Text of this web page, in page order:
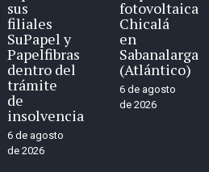
sus
filiales
SuPapel y
Papelfibras
dentro del
trámite
de
insolvencia
6 de agosto
de 2026
fotovoltaica
Chicalá
en
Sabanalarga
(Atlántico)
6 de agosto
de 2026